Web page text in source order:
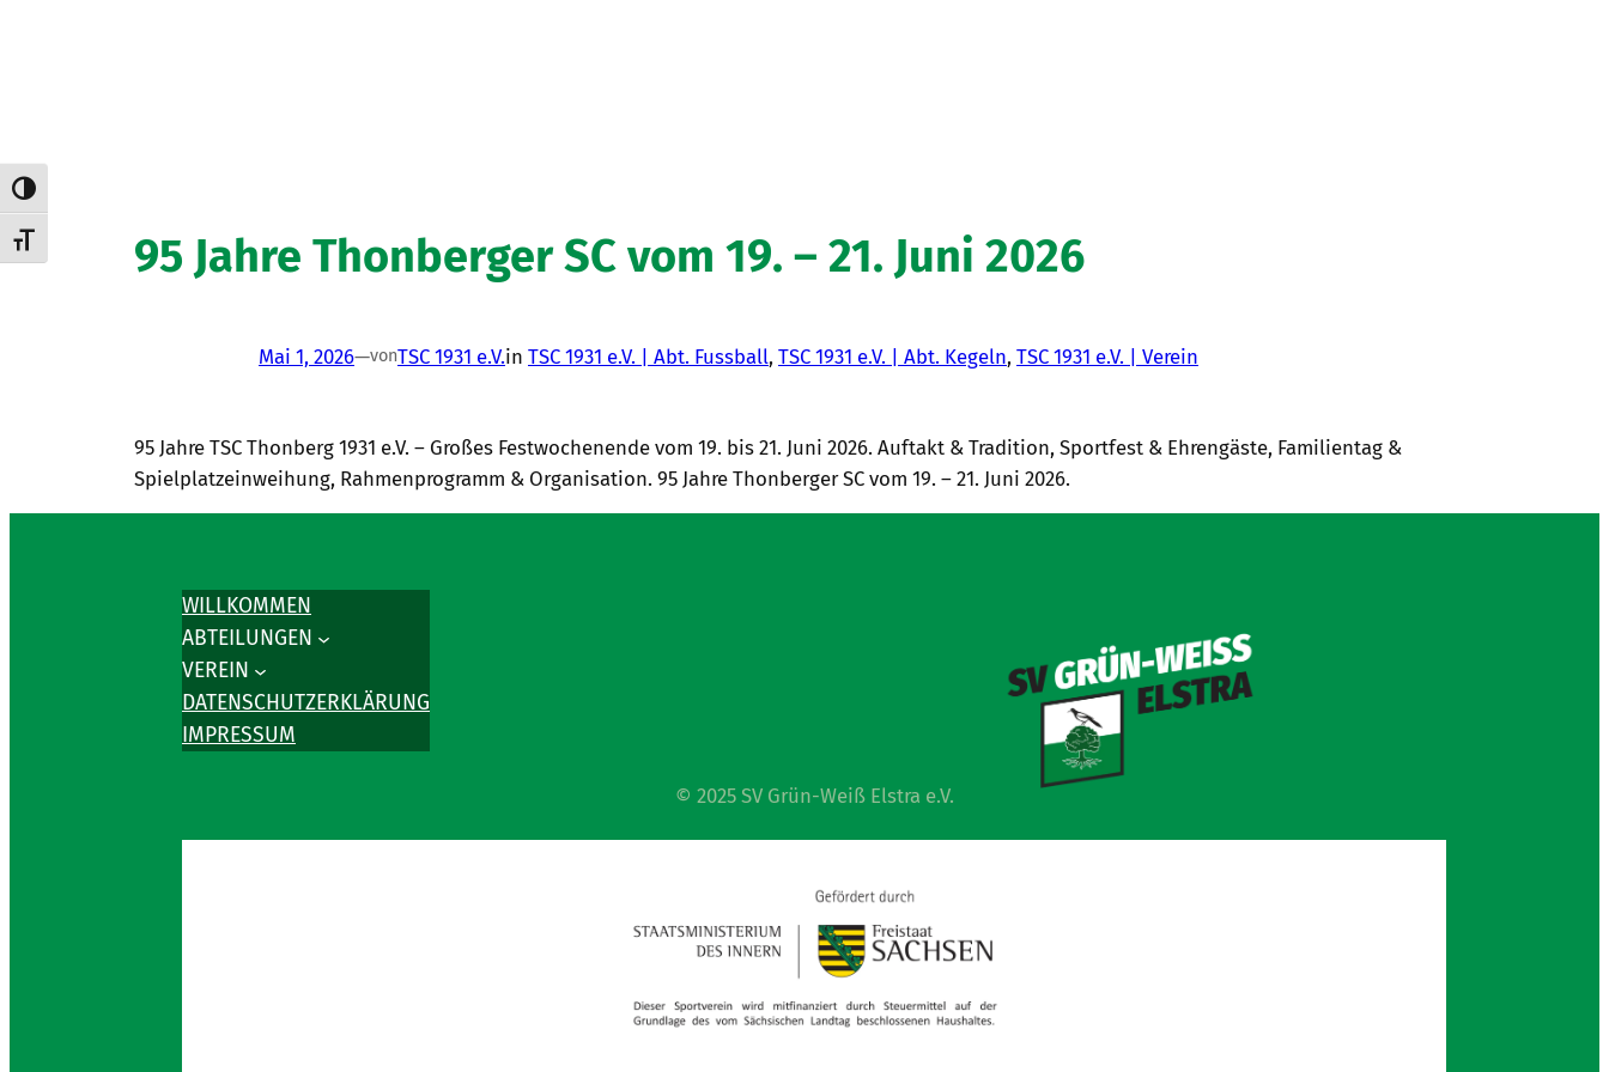
Umschalten auf hohe Kontraste
Schrift vergrößern95 Jahre Thonberger SC vom 19. – 21. Juni 2026
Mai 1, 2026—vonTSC 1931 e.V.in TSC 1931 e.V. | Abt. Fussball, TSC 1931 e.V. | Abt. Kegeln, TSC 1931 e.V. | Verein
95 Jahre TSC Thonberg 1931 e.V. – Großes Festwochenende vom 19. bis 21. Juni 2026. Auftakt & Tradition, Sportfest & Ehrengäste, Familientag &
Spielplatzeinweihung, Rahmenprogramm & Organisation. 95 Jahre Thonberger SC vom 19. – 21. Juni 2026.
WILLKOMMEN
ABTEILUNGEN
VEREIN
DATENSCHUTZERKLÄRUNG
IMPRESSUM
© 2025 SV Grün-Weiß Elstra e.V.